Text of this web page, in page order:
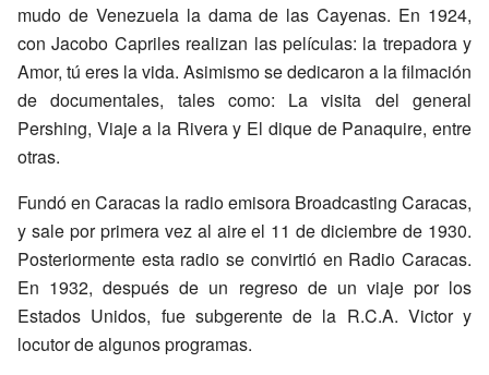
mudo de Venezuela la dama de las Cayenas. En 1924,
con Jacobo Capriles realizan las películas: la trepadora y
Amor, tú eres la vida. Asimismo se dedicaron a la filmación
de documentales, tales como: La visita del general
Pershing, Viaje a la Rivera y El dique de Panaquire, entre
otras.
Fundó en Caracas la radio emisora Broadcasting Caracas,
y sale por primera vez al aire el 11 de diciembre de 1930.
Posteriormente esta radio se convirtió en Radio Caracas.
En 1932, después de un regreso de un viaje por los
Estados Unidos, fue subgerente de la R.C.A. Victor y
locutor de algunos programas.